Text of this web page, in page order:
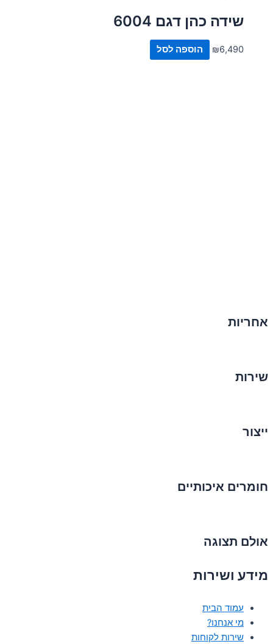
שידה כהן דגם 6004
₪6,490 הוספה לסל
אחריות
שירות
ייצור
חומרים איכותיים
אולם תצוגה
מידע ושירות
עמוד הבית
מי אנחנו?
שירות לקוחות